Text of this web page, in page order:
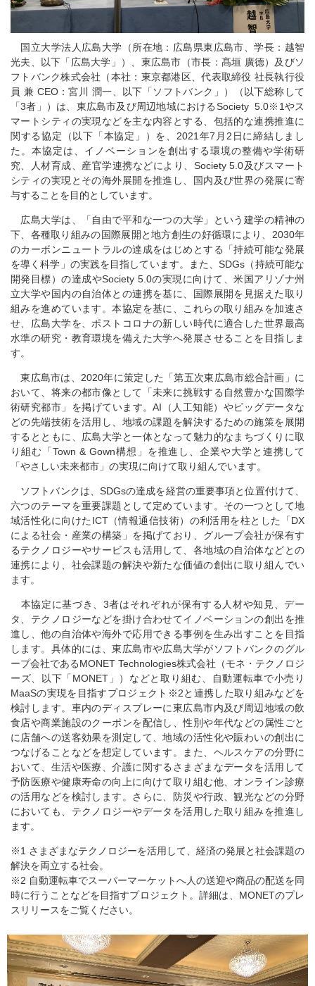
国立大学法人広島大学（所在地：広島県東広島市、学長：越智
光夫、以下「広島大学」）、東広島市（市長：髙垣 廣德）及びソ
フトバンク株式会社（本社：東京都港区、代表取締役 社長執行役
員 兼 CEO：宮川 潤一、以下「ソフトバンク」）（以下総称して
「3者」）は、東広島市及び周辺地域におけるSociety 5.0※1やス
マートシティの実現などを主な内容とする、包括的な連携推進に
関する協定（以下「本協定」）を、2021年7月2日に締結しまし
た。本協定は、イノベーションを創出する環境の整備や学術研
究、人材育成、産官学連携などにより、Society 5.0及びスマート
シティの実現とその海外展開を推進し、国内及び世界の発展に寄
与することを目的としています。
広島大学は、「自由で平和な一つの大学」という建学の精神の
下、各種取り組みの国際展開と地方創生の好循環により、2030年
のカーボンニュートラルの達成をはじめとする「持続可能な発展
を導く科学」の実践を目指しています。また、SDGs（持続可能な
開発目標）の達成やSociety 5.0の実現に向けて、米国アリゾナ州
立大学や国内の自治体との連携を基に、国際展開を見据えた取り
組みを進めています。本協定を基に、これらの取り組みを加速さ
せ、広島大学を、ポストコロナの新しい時代に適合した世界最高
水準の研究・教育環境を備えた大学へ発展させることを目指しま
す。
東広島市は、2020年に策定した「第五次東広島市総合計画」に
おいて、将来の都市像として「未来に挑戦する自然豊かな国際学
術研究都市」を掲げています。AI（人工知能）やビッグデータな
どの先端技術を活用し、地域の課題を解決するための施策を展開
するとともに、広島大学と一体となって魅力的なまちづくりに取
り組む「Town & Gown構想」を推進し、企業や大学と連携して
「やさしい未来都市」の実現に向けて取り組んでいます。
ソフトバンクは、SDGsの達成を経営の重要事項と位置付けて、
六つのテーマを重要課題として定めています。その一つとして地
域活性化に向けたICT（情報通信技術）の利活用を柱とした「DX
による社会・産業の構築」を掲げており、グループ会社が保有す
るテクノロジーやサービスも活用して、各地域の自治体などとの
連携により、社会課題の解決や新たな価値の創出に取り組んでい
ます。
本協定に基づき、3者はそれぞれが保有する人材や知見、デー
タ、テクノロジーなどを掛け合わせてイノベーションの創出を推
進し、他の自治体や海外で応用できる事例を生み出すことを目指
します。具体的には、東広島市や広島大学がソフトバンクのグル
ープ会社であるMONET Technologies株式会社（モネ・テクノロジ
ーズ、以下「MONET」）などと取り組む、自動運転車で小売り
MaaSの実現を目指すプロジェクト※2と連携した取り組みなどを
検討します。車内のディスプレーに東広島市内及び周辺地域の飲
食店や商業施設のクーポンを配信し、性別や年代などの属性ごと
に店舗への送客効果を測定して、地域の活性化や賑わいの創出に
つなげることなどを想定しています。また、ヘルスケアの分野に
おいて、生活や医療、介護に関するさまざまなデータを活用して
予防医療や健康寿命の向上に向けて取り組む他、オンライン診療
の活用などを検討します。さらに、防災や行政、観光などの分野
においても、テクノロジーやデータを活用した取り組みを推進し
ます。
※1 さまざまなテクノロジーを活用して、経済の発展と社会課題の
解決を両立する社会。
※2 自動運転車でスーパーマーケットへ人の送迎や商品の配送を同
時に行うことなどを目指すプロジェクト。詳細は、MONETのプレ
スリリースをご覧ください。